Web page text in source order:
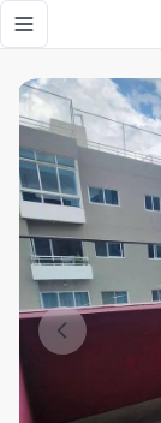
Toggle
En venta -